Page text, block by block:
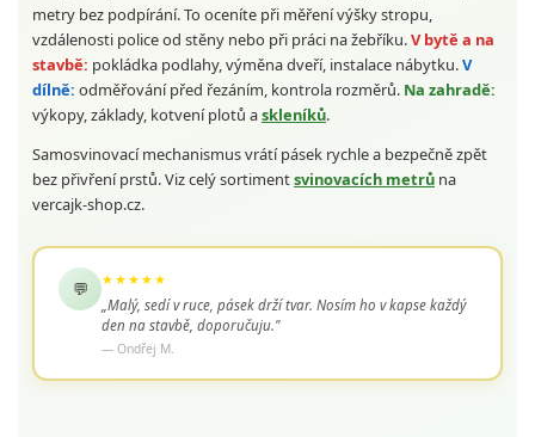
metry bez podpírání. To oceníte při měření výšky stropu,
vzdálenosti police od stěny nebo při práci na žebříku.V bytě a na
stavbě: pokládka podlahy, výměna dveří, instalace nábytku.V
dílně: odměřování před řezáním, kontrola rozměrů. Na zahradě:
výkopy, základy, kotvení plotů askleníků.
Samosvinovací mechanismus vrátí pásek rychle a bezpečně zpět
bez přivření prstů. Viz celý sortimentsvinovacích metrů na
vercajk-shop.cz.
💬
★★★★★
„Malý, sedí v ruce, pásek drží tvar. Nosím ho v kapse každý
den na stavbě, doporučuju."
— Ondřej M.